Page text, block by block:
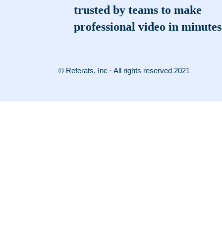
trusted by teams to make
professional video in minutes
© Referats, Inc · All rights reserved 2021